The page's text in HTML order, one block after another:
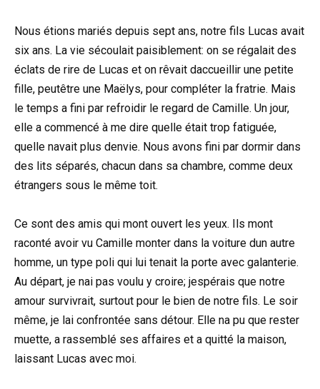
Nous étions mariés depuis sept ans, notre fils Lucas avait
six ans. La vie sécoulait paisiblement: on se régalait des
éclats de rire de Lucas et on rêvait daccueillir une petite
fille, peutêtre une Maëlys, pour compléter la fratrie. Mais
le temps a fini par refroidir le regard de Camille. Un jour,
elle a commencé à me dire quelle était trop fatiguée,
quelle navait plus denvie. Nous avons fini par dormir dans
des lits séparés, chacun dans sa chambre, comme deux
étrangers sous le même toit.
Ce sont des amis qui mont ouvert les yeux. Ils mont
raconté avoir vu Camille monter dans la voiture dun autre
homme, un type poli qui lui tenait la porte avec galanterie.
Au départ, je nai pas voulu y croire; jespérais que notre
amour survivrait, surtout pour le bien de notre fils. Le soir
même, je lai confrontée sans détour. Elle na pu que rester
muette, a rassemblé ses affaires et a quitté la maison,
laissant Lucas avec moi.